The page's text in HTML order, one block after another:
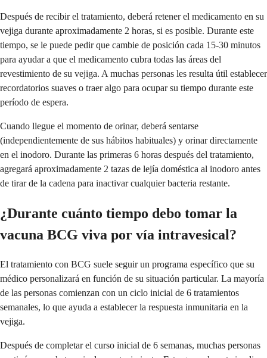
Después de recibir el tratamiento, deberá retener el medicamento en su
vejiga durante aproximadamente 2 horas, si es posible. Durante este
tiempo, se le puede pedir que cambie de posición cada 15-30 minutos
para ayudar a que el medicamento cubra todas las áreas del
revestimiento de su vejiga. A muchas personas les resulta útil establecer
recordatorios suaves o traer algo para ocupar su tiempo durante este
período de espera.
Cuando llegue el momento de orinar, deberá sentarse
(independientemente de sus hábitos habituales) y orinar directamente
en el inodoro. Durante las primeras 6 horas después del tratamiento,
agregará aproximadamente 2 tazas de lejía doméstica al inodoro antes
de tirar de la cadena para inactivar cualquier bacteria restante.
¿Durante cuánto tiempo debo tomar la
vacuna BCG viva por vía intravesical?
El tratamiento con BCG suele seguir un programa específico que su
médico personalizará en función de su situación particular. La mayoría
de las personas comienzan con un ciclo inicial de 6 tratamientos
semanales, lo que ayuda a establecer la respuesta inmunitaria en la
vejiga.
Después de completar el curso inicial de 6 semanas, muchas personas